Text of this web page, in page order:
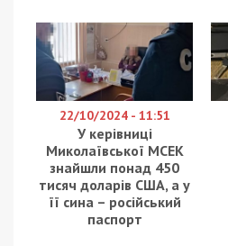
22/10/2024 - 11:51
У керівниці
Миколаївської МСЕК
знайшли понад 450
тисяч доларів США, а у
її сина – російський
паспорт